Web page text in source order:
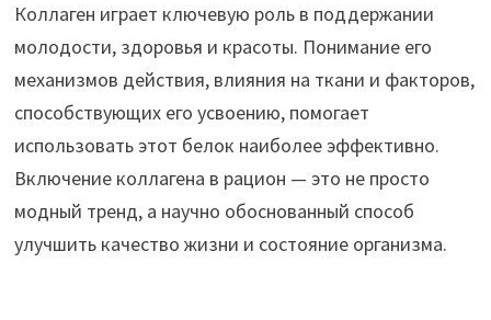
Коллаген играет ключевую роль в поддержании
молодости, здоровья и красоты. Понимание его
механизмов действия, влияния на ткани и факторов,
способствующих его усвоению, помогает
использовать этот белок наиболее эффективно.
Включение коллагена в рацион — это не просто
модный тренд, а научно обоснованный способ
улучшить качество жизни и состояние организма.